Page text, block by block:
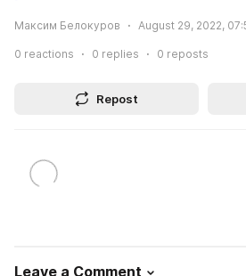
Максим Белокуров August 29, 2022,
0 reactions 0 replies 0 reposts
Repost
Leave a Comment